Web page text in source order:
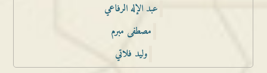
عبد الإله الرفاعي
مصطفى مبرم
وليد فلاتي